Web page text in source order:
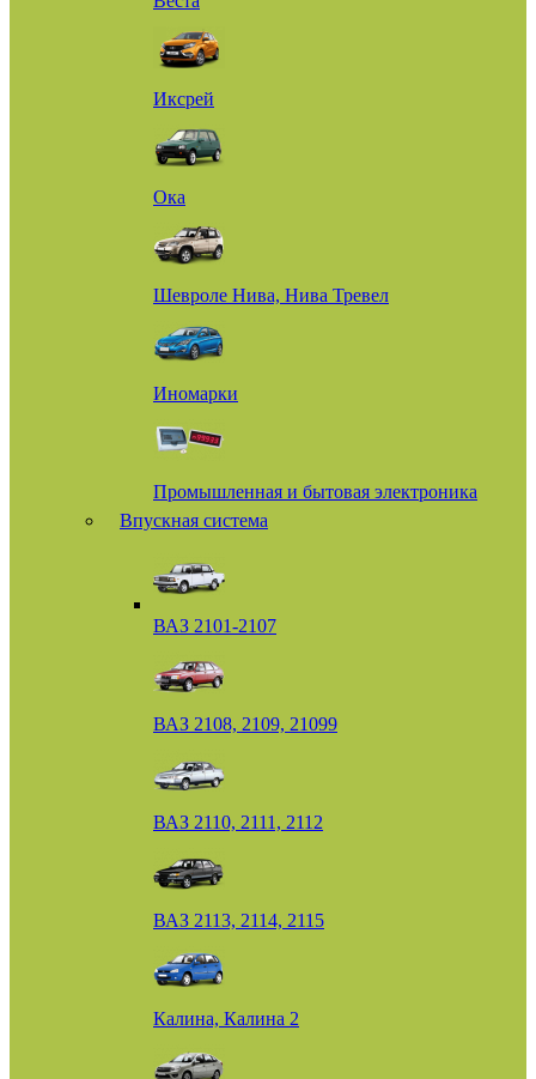
Иксрей
Ока
Шевроле Нива, Нива Тревел
Иномарки
Промышленная и бытовая электроника
Впускная система
ВАЗ 2101-2107
ВАЗ 2108, 2109, 21099
ВАЗ 2110, 2111, 2112
ВАЗ 2113, 2114, 2115
Калина, Калина 2